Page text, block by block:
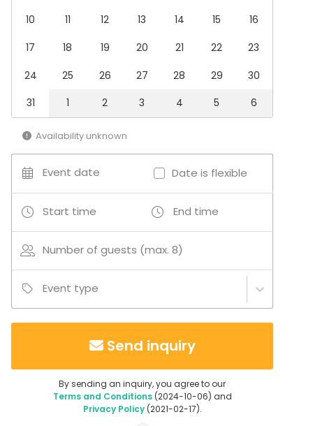
Cabin trip / Retreat
Christmas Party
Venue type
Villa / Mansion
Cabin / Cottage
Activities
Golf
Outdoor activities
Swimming
Boating / Sailing
Additional information about activities
Hiihto: 1.2 km
Kalastaminen: 0.2 km
Ratsastaminen: 10 km
Retkeily: 0.1 km
Sienestys: 0.2 km
Tennis: 0.2 km
10
11 12 13 14 15
16
17
18 19 20 21 22
23
24
25 26 27 28 29
30
31
1 2 3 4 5 6
Availability unknown
Event date Date is flexible
Start time End time
Number of guests (max. 8)
Event type
Send inquiry
By sending an inquiry, you agree to our
Terms and Conditions(2024-10-06) and
Privacy Policy(2021-02-17).